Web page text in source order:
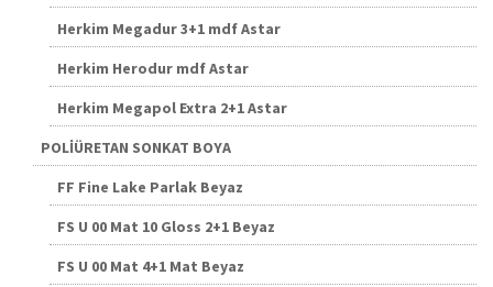
Herkim Megadur 3+1 mdf Astar
Herkim Herodur mdf Astar
Herkim Megapol Extra 2+1 Astar
POLİÜRETAN SONKAT BOYA
FF Fine Lake Parlak Beyaz
FS U 00 Mat 10 Gloss 2+1 Beyaz
FS U 00 Mat 4+1 Mat Beyaz